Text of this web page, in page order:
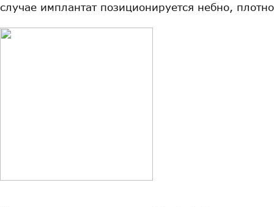
случае имплантат позиционируется небно,